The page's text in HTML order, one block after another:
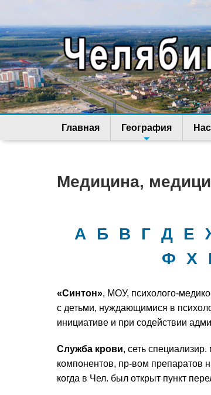
Главная География
Медицина,
А Б В Г Д Е
Ф
Х
«Синтон», МОУ, психолого-
с детьми, нуждающимися в
инициативе и при содействии
Служба крови, сеть
компонентов, пр-вом препаратов
когда в Чел. был открыт пункт